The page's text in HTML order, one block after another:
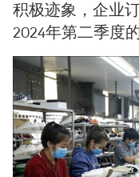
积极迹象，企业
2024年第二季度